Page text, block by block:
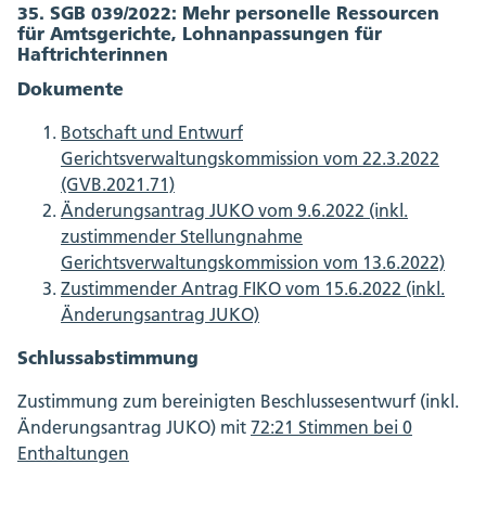
35. SGB 039/2022: Mehr personelle Ressourcen
für Amtsgerichte, Lohnanpassungen für
Haftrichterinnen
Dokumente
Botschaft und Entwurf
Gerichtsverwaltungskommission vom 22.3.2022
(GVB.2021.71)
Änderungsantrag JUKO vom 9.6.2022 (inkl.
zustimmender Stellungnahme
Gerichtsverwaltungskommission vom 13.6.2022)
Zustimmender Antrag FIKO vom 15.6.2022 (inkl.
Änderungsantrag JUKO)
Schlussabstimmung
Zustimmung zum bereinigten Beschlussesentwurf (inkl.
Änderungsantrag JUKO) mit 72:21 Stimmen bei 0
Enthaltungen